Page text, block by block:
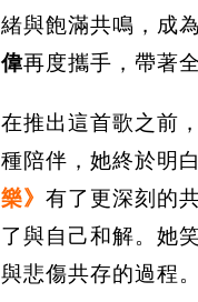
緒與飽滿共鳴，成
偉再度攜手，帶著
在推出這首歌之前，
種陪伴，她終於明
樂》 有了更深刻的
了與自己和解。她
與悲傷共存的過程。